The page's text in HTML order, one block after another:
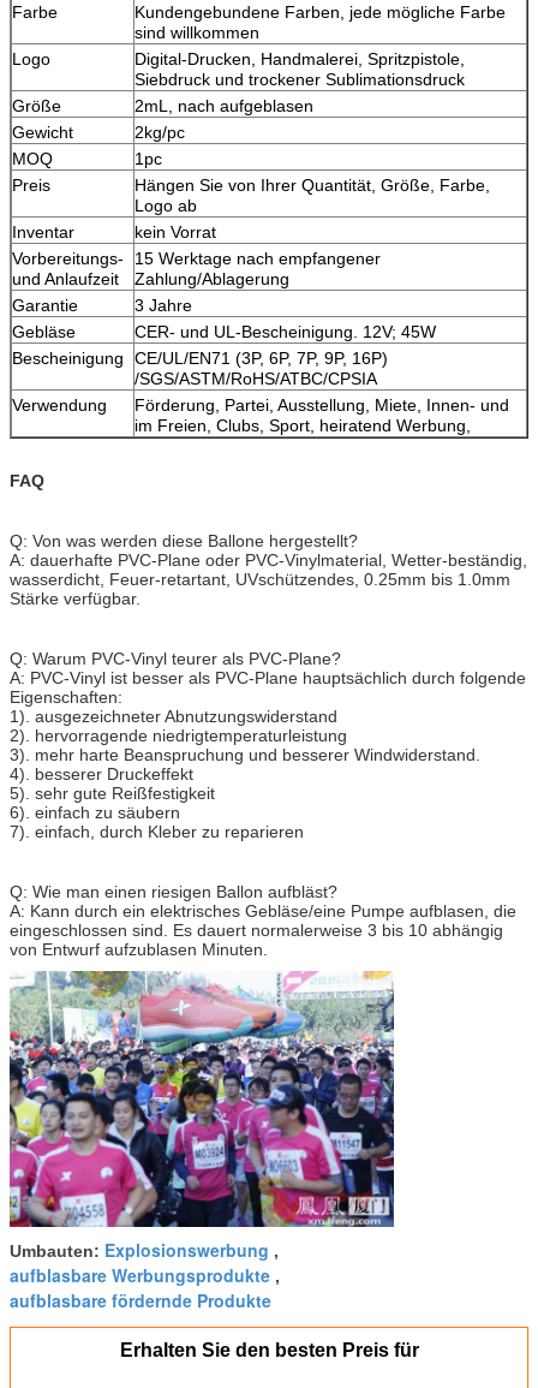
Farbe
Kundengebundene Farben, jede mögliche Farbe
sind willkommen
Logo
Digital-Drucken, Handmalerei, Spritzpistole,
Siebdruck und trockener Sublimationsdruck
Größe
2mL, nach aufgeblasen
Gewicht
2kg/pc
MOQ
1pc
Preis
Hängen Sie von Ihrer Quantität, Größe, Farbe,
Logo ab
Inventar
kein Vorrat
Vorbereitungs-
und Anlaufzeit
15 Werktage nach empfangener
Zahlung/Ablagerung
Garantie
3 Jahre
Gebläse
CER- und UL-Bescheinigung. 12V; 45W
Bescheinigung
CE/UL/EN71 (3P, 6P, 7P, 9P, 16P)
/SGS/ASTM/RoHS/ATBC/CPSIA
Verwendung
Förderung, Partei, Ausstellung, Miete, Innen- und
im Freien, Clubs, Sport, heiratend Werbung,
FAQ
Q: Von was werden diese Ballone hergestellt?
A: dauerhafte PVC-Plane oder PVC-Vinylmaterial, Wetter-beständig,
wasserdicht, Feuer-retartant, UVschützendes, 0.25mm bis 1.0mm
Stärke verfügbar.
Q: Warum PVC-Vinyl teurer als PVC-Plane?
A: PVC-Vinyl ist besser als PVC-Plane hauptsächlich durch folgende
Eigenschaften:
1). ausgezeichneter Abnutzungswiderstand
2). hervorragende niedrigtemperaturleistung
3). mehr harte Beanspruchung und besserer Windwiderstand.
4). besserer Druckeffekt
5). sehr gute Reißfestigkeit
6). einfach zu säubern
7). einfach, durch Kleber zu reparieren
Q: Wie man einen riesigen Ballon aufbläst?
A: Kann durch ein elektrisches Gebläse/eine Pumpe aufblasen, die
eingeschlossen sind. Es dauert normalerweise 3 bis 10 abhängig
von Entwurf aufzublasen Minuten.
Umbauten: Explosionswerbung ,
aufblasbare Werbungsprodukte ,
aufblasbare fördernde Produkte
Erhalten Sie den besten Preis für